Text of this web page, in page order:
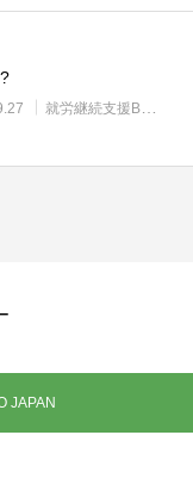
就労継続支援B型・ニコサービス
JAPAN